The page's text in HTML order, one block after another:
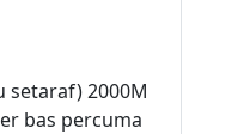
setaraf) 2000M
bas percuma